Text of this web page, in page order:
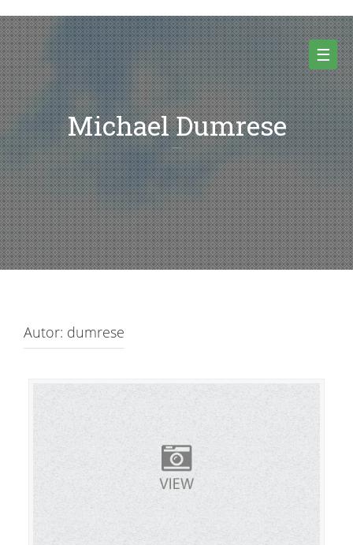
to
content
☰
Michael Dumrese
Autor: dumrese